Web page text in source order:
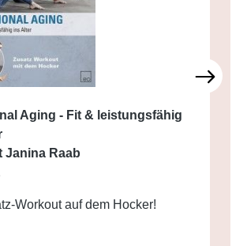
Aging - Fit & leistungsfähig
Janina Raab
Workout auf dem Hocker!